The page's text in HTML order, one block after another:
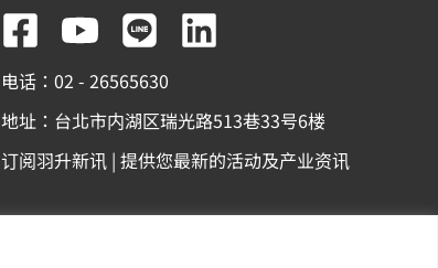
F
a
c
e
b
o
Y
o
u
t
u
b
L
i
n
e
L
n
k
e
d
电话：02 - 26565630
地址：台北市内湖区瑞光路513巷33号6楼
订阅羽升新讯 | 提供您最新的活动及产业资讯